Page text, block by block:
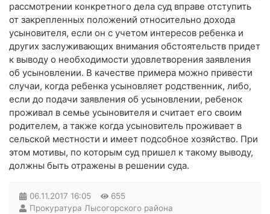
рассмотрении конкретного дела суд вправе отступить
от закрепленных положений относительно дохода
усыновителя, если он с учетом интересов ребенка и
других заслуживающих внимания обстоятельств придет
к выводу о необходимости удовлетворения заявления
об усыновлении. В качестве примера можно привести
случаи, когда ребенка усыновляет родственник, либо,
если до подачи заявления об усыновлении, ребенок
проживал в семье усыновителя и считает его своим
родителем, а также когда усыновитель проживает в
сельской местности и имеет подсобное хозяйство. При
этом мотивы, по которым суд пришел к такому выводу,
должны быть отражены в решении суда.
06.11.2017 16:05
655
Прокуратура Лысогорского района